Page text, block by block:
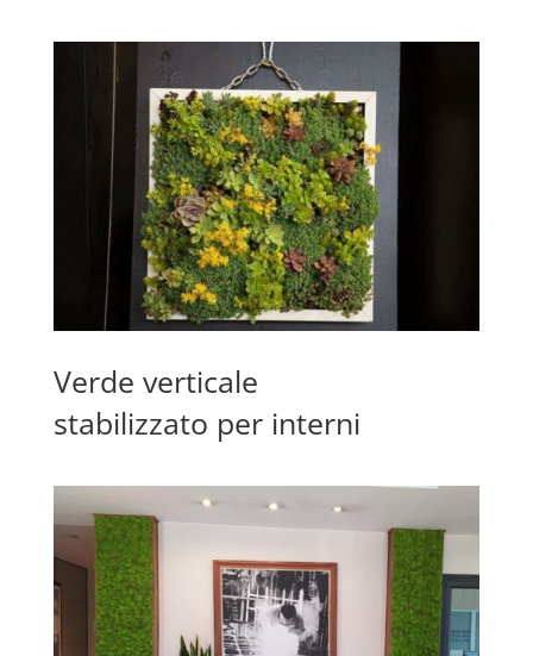
Verde verticale
stabilizzato per interni